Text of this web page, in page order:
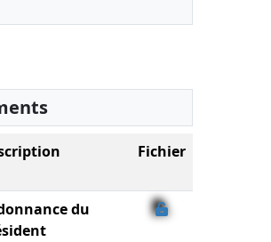
Fichier
du